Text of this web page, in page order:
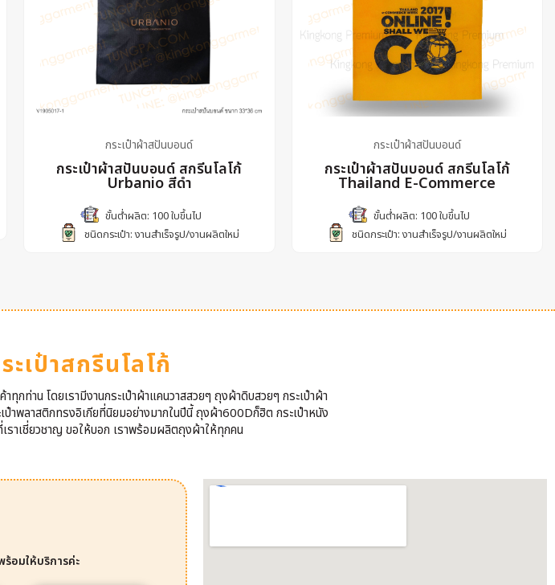
กระเป๋าผ้าสปันบอนด์
กระเป๋าผ้าสปันบอนด์ สกรีนโลโก้
Urbanio สีดำ
ขั้นต่ำผลิต: 100 ใบขึ้นไป
ชนิดกระเป๋า: งานสำเร็จรูป/งานผลิตใหม่
กระเป๋าผ้าสปันบอนด์
กระเป๋าผ้าสปันบอนด์ สกรีนโลโก้
Thailand E-Commerce
ขั้นต่ำผลิต: 100 ใบขึ้นไป
ชนิดกระเป๋า: งานสำเร็จรูป/งานผลิตใหม่
เป๋าสกรีนโลโก้
กท่าน โดยเรามีงานกระเป๋าผ้าแคนวาสสวยๆ ถุงผ้าดิบสวยๆ กระเป๋าผ้า
ป๋าพลาสติกทรงอิเกียที่นิยมอย่างมากในปีนี้ ถุงผ้า600Dก็ฮิต กระเป๋าหนัง
ราเชี่ยวชาญ ขอให้บอก เราพร้อมผลิตถุงผ้าให้ทุกคน
อมให้บริการค่ะ